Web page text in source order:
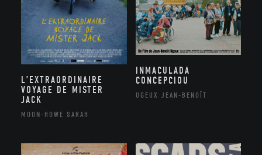
L’EXTRAORDINAIRE
VOYAGE DE MISTER
JACK
MOON-HOWE SARAH
INMACULADA
CONCEPCIOU
UGEUX JEAN-BENOÎT